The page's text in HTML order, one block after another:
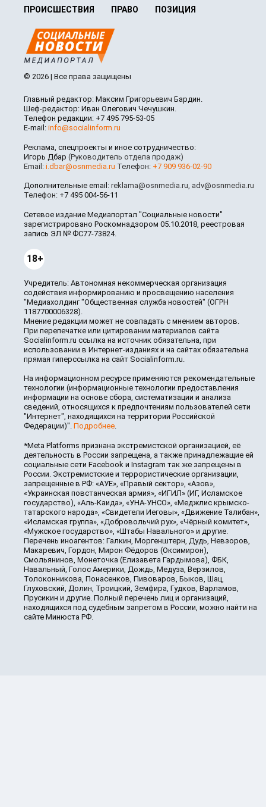
ПРОИСШЕСТВИЯ
ПРАВО ПОЗИЦИЯ
© 2026 | Все права защищены
Главный редактор: Максим Григорьевич Бардин.
Шеф-редактор: Иван Олегович Чечушкин.
Телефон редакции: +7 495 795-53-05
E-mail: info@socialinform.ru
Реклама, спецпроекты и иное сотрудничество:
Игорь Дбар (Руководитель отдела продаж)
Email: i.dbar@osnmedia.ru Телефон: +7 909 936-02-90
Дополнительные email: reklama@osnmedia.ru, adv@osnmedia.ru
Телефон: +7 495 004-56-11
Сетевое издание Медиапортал "Социальные новости"
зарегистрировано Роскомнадзором 05.10.2018, реестровая
запись ЭЛ № ФС77-73824.
18+
Учредитель: Автономная некоммерческая организация
содействия информированию и просвещению населения
"Медиахолдинг "Общественная служба новостей" (ОГРН
1187700006328).
Мнение редакции может не совпадать с мнением авторов.
При перепечатке или цитировании материалов сайта
Socialinform.ru ссылка на источник обязательна, при
использовании в Интернет-изданиях и на сайтах обязательна
прямая гиперссылка на сайт Socialinform.ru.
На информационном ресурсе применяются рекомендательные
технологии (информационные технологии предоставления
информации на основе сбора, систематизации и анализа
сведений, относящихся к предпочтениям пользователей сети
"Интернет", находящихся на территории Российской
Федерации)". Подробнее.
*Meta Platforms признана экстремистской организацией, её
деятельность в России запрещена, а также принадлежащие ей
социальные сети Facebook и Instagram так же запрещены в
России. Экстремистские и террористические организации,
запрещенные в РФ: «АУЕ», «Правый сектор», «Азов»,
«Украинская повстанческая армия», «ИГИЛ» (ИГ, Исламское
государство), «Аль-Каида», «УНА-УНСО», «Меджлис крымско-
татарского народа», «Свидетели Иеговы», «Движение Талибан»,
«Исламская группа», «Добровольчий рух», «Чёрный комитет»,
«Мужское государство», «Штабы Навального» и другие.
Перечень иноагентов: Галкин, Моргенштерн, Дудь, Невзоров,
Макаревич, Гордон, Мирон Фёдоров (Оксимирон),
Смольянинов, Монеточка (Елизавета Гардымова), ФБК,
Навальный, Голос Америки, Дождь, Медуза, Верзилов,
Толоконникова, Понасенков, Пивоваров, Быков, Шац,
Глуховский, Долин, Троицкий, Земфира, Гудков, Варламов,
Прусикин и другие. Полный перечень лиц и организаций,
находящихся под судебным запретом в России, можно найти на
сайте Минюста РФ.